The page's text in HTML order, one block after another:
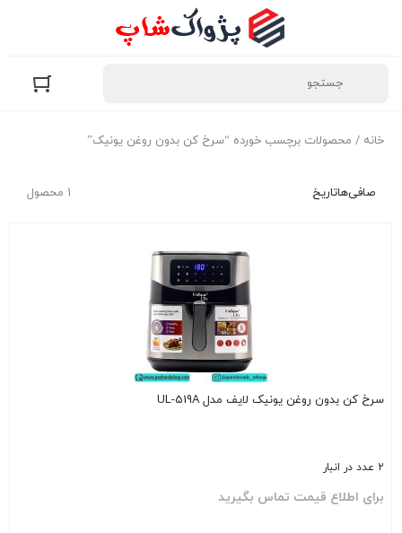
خانه / محصولات برچسب خورده “سرخ کن بدون روغن یونیک”
1 محصول صافی‌هاتاریخ
سرخ کن بدون روغن یونیک لایف مدل UL-519A
2 عدد در انبار
برای اطلاع قیمت تماس بگیرید